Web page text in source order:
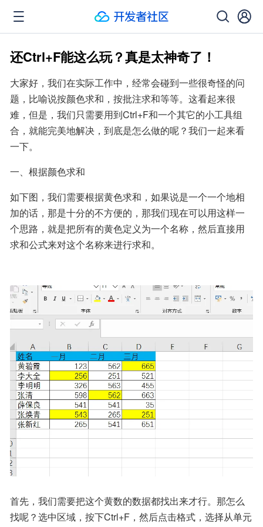
还Ctrl+F能这么玩？真是太神奇了！
大家好，我们在实际工作中，经常会碰到一些很奇怪的问
题，比喻说按颜色求和，按批注求和等等。这看起来很
难，但是，我们只需要用到Ctrl+F和一个其它的小工具组
合，就能完美地解决，到底是怎么做的呢？我们一起来看
一下。
一、根据颜色求和
如下图，我们需要根据黄色求和，如果说是一个一个地相
加的话，那是十分的不方便的，那我们现在可以用这样一
个思路，就是把所有的黄色定义为一个名称，然后直接用
求和公式来对这个名称来进行求和。
首先，我们需要把这个黄数的数据都找出来才行。那怎么
找呢？选中区域，按下Ctrl+F，然后点击格式，选择从单元